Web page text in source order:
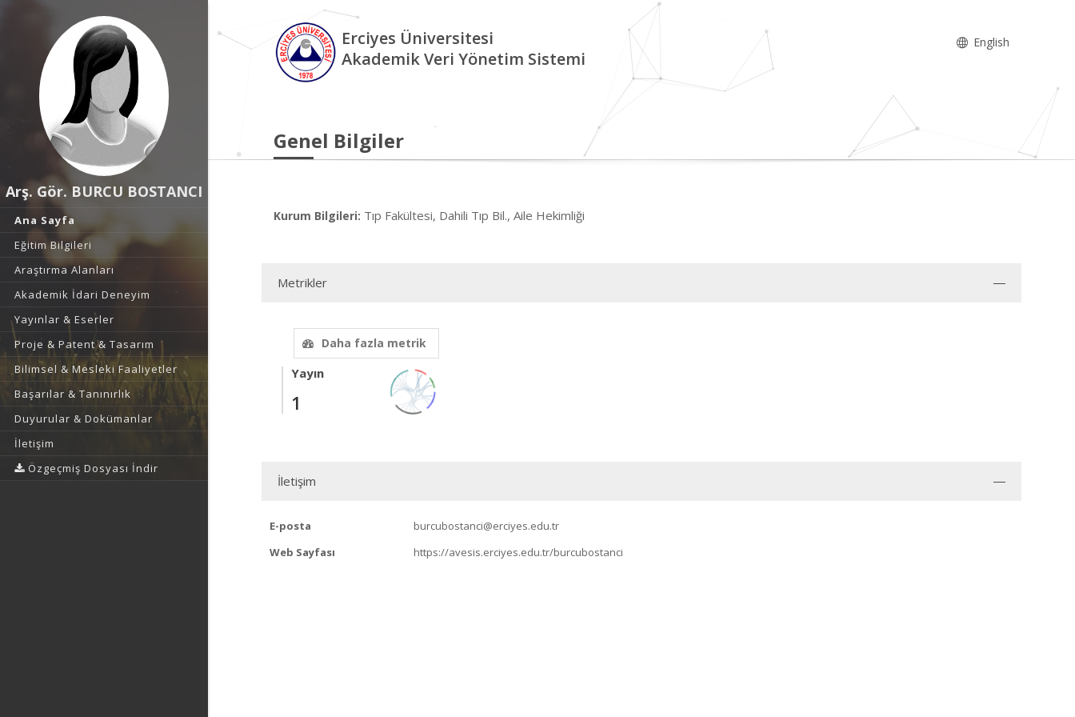
Arş. Gör. BURCU BOSTANCI
Ana Sayfa
Eğitim Bilgileri
Araştırma Alanları
Akademik İdari Deneyim
Yayınlar & Eserler
Proje & Patent & Tasarım
Bilimsel & Mesleki Faaliyetler
Başarılar & Tanınırlık
Duyurular & Dokümanlar
İletişim
Özgeçmiş Dosyası İndir
Erciyes Üniversitesi
Akademik Veri Yönetim Sistemi
English
Genel Bilgiler
Kurum Bilgileri: Tıp Fakültesi, Dahili Tıp Bil., Aile Hekimliği
Metrikler
Daha fazla metrik
Yayın
1
İletişim
E-posta
burcubostanci@erciyes.edu.tr
Web Sayfası
https://avesis.erciyes.edu.tr/burcubostanci